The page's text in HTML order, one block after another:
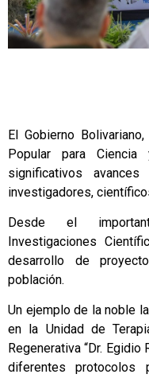
El Gobierno
Popular para Ciencia
significativos
investigadores,
Desde el
Investigaciones
desarrollo de
población.
Un ejemplo de la noble
en la Unidad de
Regenerativa “Dr. Egidio
diferentes protocolos